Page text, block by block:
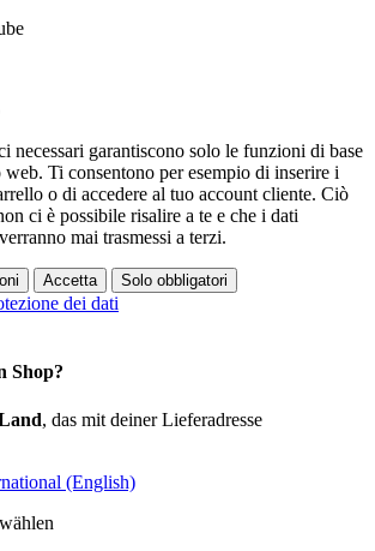
necessari garantiscono solo le funzioni di base
web. Ti consentono per esempio di inserire i
o di accedere al tuo account cliente. Ciò
ci è possibile risalire a te e che i dati
mai trasmessi a terzi.
Accetta Solo obbligatori
dei dati
Shop?
, das mit deiner Lieferadresse
(English)